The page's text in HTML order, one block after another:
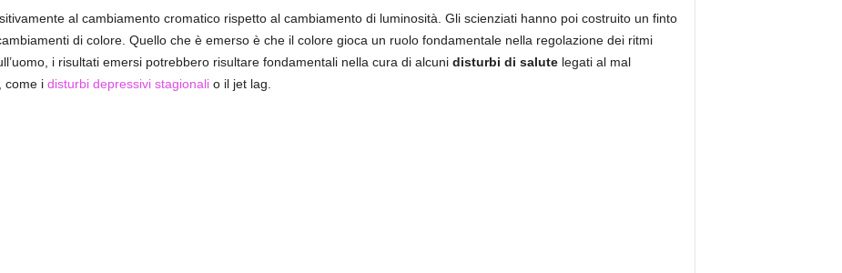
al cambiamento cromatico rispetto al cambiamento di luminosità. Gli scienziati hanno poi costruito un finto
di colore. Quello che è emerso è che il colore gioca un ruolo fondamentale nella regolazione dei ritmi
i risultati emersi potrebbero risultare fondamentali nella cura di alcuni disturbi di salute legati al mal
come i disturbi depressivi stagionalio il jet lag.